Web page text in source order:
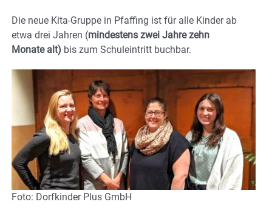
Die neue Kita-Gruppe in Pfaffing ist für alle Kinder ab
etwa drei Jahren (mindestens zwei Jahre zehn
Monate alt) bis zum Schuleintritt buchbar.
Foto: Dorfkinder Plus GmbH